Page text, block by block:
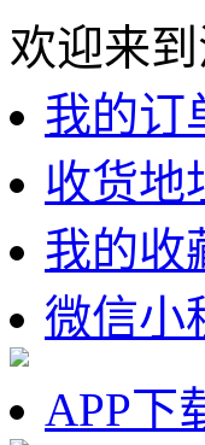
欢迎来
我的订
收货地
我的收
微信小
APP下